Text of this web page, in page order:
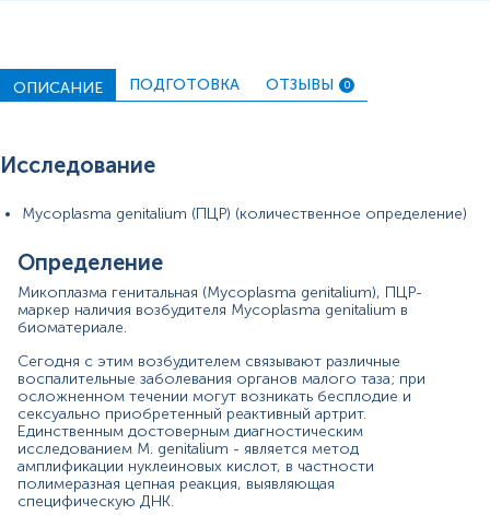
У большинства женщин и мужчин течение инфекции M.
осложнениями, похожими на те, которые
обусловлены другими возбудителями. Инфицирование
непосредственно при контакте слизистых оболочек.
Инкубационный период составляет 3-5 недель. После
инфицирования M. genitalium (микоплазмой
генитальной) симптомы инфекции чаще отсутствуют и
появляются, как правило, только при снижении
иммунитета или при инфицировании другими
гонококками и т.д.).
У мужчин инфекция, вызванная микоплазмой
гениталиум, чаще всего протекает бессимптомно,
возможно развитие уретрита, простатита. У женщин
микоплазма гениталиум может быть причиной
воспалительных заболеваний органов малого таза
(уретрита, бартолинита, вульвовагинита, аднексита,
ОПИСАНИЕ ПОДГОТОВКА ОТЗЫВЫ 0
Исследование
Mycoplasma genitalium (ПЦР) (количественное определение)
Определение
Микоплазма генитальная (Mycoplasma genitalium), ПЦР-
маркер наличия возбудителя Mycoplasma genitalium в
биоматериале.
Сегодня с этим возбудителем связывают различные
воспалительные заболевания органов малого таза; при
осложненном течении могут возникать бесплодие и
сексуально приобретенный реактивный артрит.
Единственным достоверным диагностическим
исследованием M. genitalium - является метод
амплификации нуклеиновых кислот, в частности
полимеразная цепная реакция, выявляющая
специфическую ДНК.